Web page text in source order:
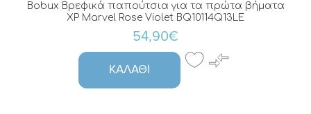
Bobux Βρεφικά παπούτσια για τα πρώτα βήματα
XP Marvel Rose Violet BQ10114Q13LE
54,90€
ΚΑΛΆΘΙ